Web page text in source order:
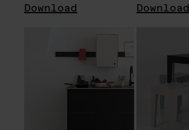
Download Download